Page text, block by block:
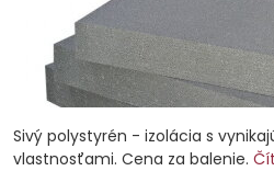
Sivý polystyrén - izolácia s
vlastnosťami. Cena za balenie.